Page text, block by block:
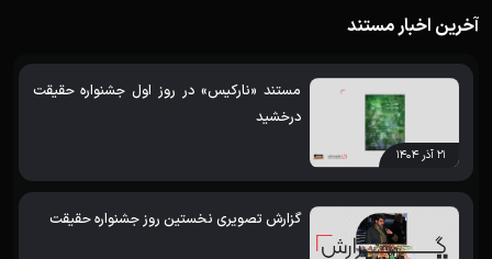
آخرین اخبار مستند
۲۱ آذر ۱۴۰۴
مستند «نارکیس» در روز اول جشنواره حقیقت
درخشید
گزارش تصویری نخستین روز جشنواره حقیقت